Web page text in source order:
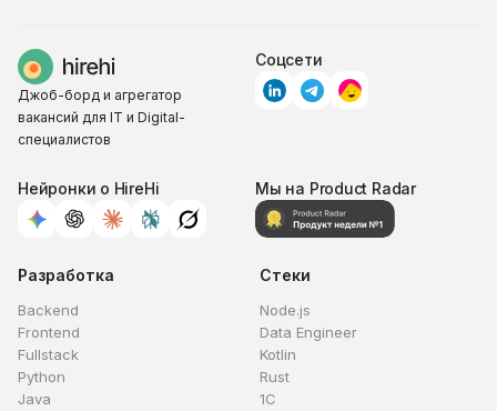
Джоб-борд и агрегатор
вакансий для IT и Digital-
специалистов
Соцсети
Нейронки о HireHi Мы на Product Radar
Разработка
Backend
Frontend
Fullstack
Python
Java
Стеки
Node.js
Data Engineer
Kotlin
Rust
1C